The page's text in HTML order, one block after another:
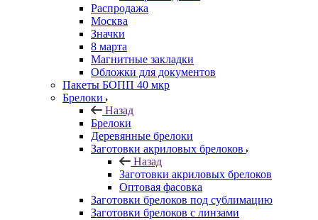
Распродажа
Москва
Значки
8 марта
Магнитные закладки
Обложки для документов
Пакеты БОПП 40 мкр
Брелоки
Назад
Брелоки
Деревянные брелоки
Заготовки акриловых брелоков
Назад
Заготовки акриловых брелоков
Оптовая фасовка
Заготовки брелоков под сублимацию
Заготовки брелоков с линзами